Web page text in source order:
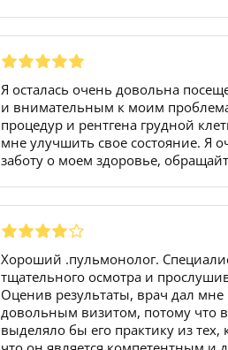
Я осталась очень довольна
и внимательным к моим
процедур и рентгена грудной
мне улучшить свое состояние. Я
заботу о моем здоровье,
Хороший .пульмонолог.
тщательного осмотра и
Оценив результаты, врач дал мне
довольным визитом, потому что
выделяло бы его практику из